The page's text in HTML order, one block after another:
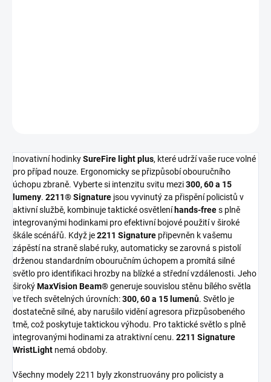
Inovativní hodinkySureFire light plus, které udrží vaše ruce volné
pro případ nouze. Ergonomicky se přizpůsobí obouručního
úchopu zbraně. Vyberte si intenzitu svitu mezi300, 60 a 15
lumeny. 2211® Signature jsou vyvinutý za přispění policistů v
aktivní službě, kombinuje taktické osvětlení hands-frees plně
integrovanými hodinkami pro efektivní bojové použití v široké
škále scénářů. Když je2211 Signature připevněn k vašemu
zápěstí na straně slabé ruky, automaticky se zarovná s pistolí
drženou standardním obouručním úchopem a promítá silné
světlo pro identifikaci hrozby na blízké a střední vzdálenosti. Jeho
širokýMaxVision Beam®generuje souvislou stěnu bílého světla
ve třech světelných úrovních:300, 60 a 15 lumenů. Světlo je
dostatečně silné, aby narušilo vidění agresora přizpůsobeného
tmě, což poskytuje taktickou výhodu. Pro taktické světlo s plně
integrovanými hodinami za atraktivní cenu. 2211 Signature
WristLight nemá obdoby.
Všechny modely 2211 byly zkonstruovány pro policisty a